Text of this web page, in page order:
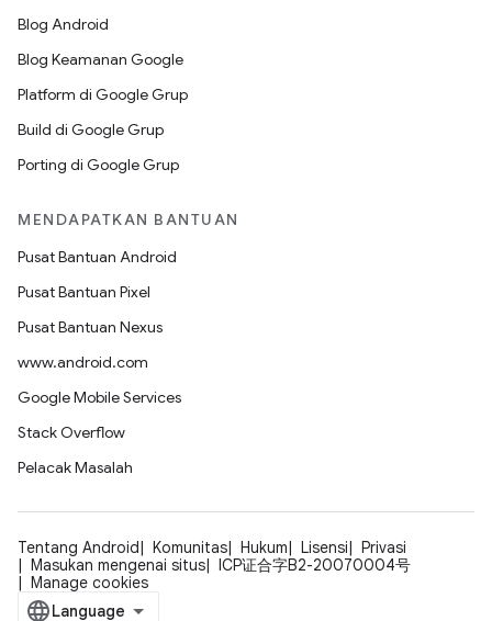
Blog Android
Blog Keamanan Google
Platform di Google Grup
Build di Google Grup
Porting di Google Grup
MENDAPATKAN BANTUAN
Pusat Bantuan Android
Pusat Bantuan Pixel
Pusat Bantuan Nexus
www.android.com
Google Mobile Services
Stack Overflow
Pelacak Masalah
Tentang Android Komunitas Hukum Lisensi
Privasi
Masukan mengenai situs
ICP证合字B2-20070004号
Manage cookies